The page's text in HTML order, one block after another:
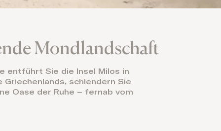
Mondlandschaft
entführt Sie die Insel Milos in
schlendern Sie
Oase der Ruhe – fernab vom